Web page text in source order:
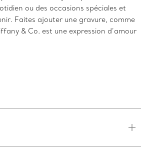
ou des occasions spéciales et
Faites ajouter une gravure, comme
& Co. est une expression d’amour